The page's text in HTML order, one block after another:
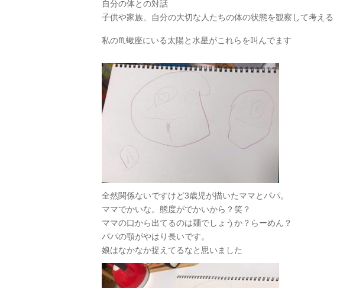
自分の体との対話
子供や家族、自分の大切な人たちの体の状態を観察して考える
私の♏️蠍座にいる太陽と水星がこれらを叫んでます
全然関係ないですけど3歳児が描いたママとパパ。
ママでかいな。態度がでかいから？笑？
ママの口から出てるのは麺でしょうか？らーめん？
パパの顎がやはり長いです。
娘はなかなか捉えてるなと思いました